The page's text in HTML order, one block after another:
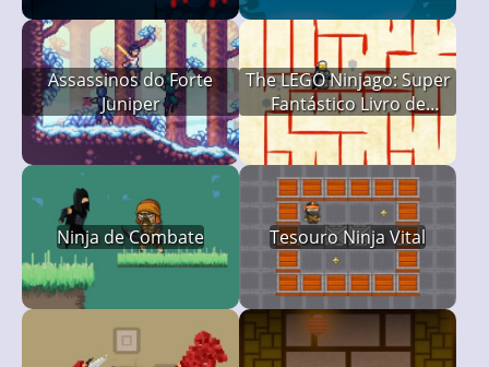
Assassinos do Forte
Juniper
The LEGO Ninjago: Super
Fantástico Livro de
Atividades Digitais
Ninja de Combate Tesouro Ninja Vital